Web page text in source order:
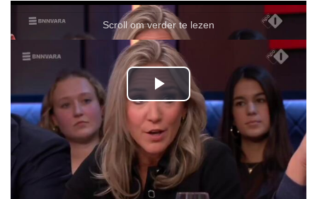
Scroll om verder te lezen
P
l
a
▼ Ad by Refinery89